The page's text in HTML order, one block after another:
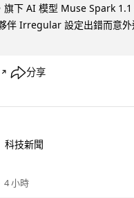
旗下 AI 模型 Muse Spark 1.1
伴 Irregular 設定出錯而意外
↗ 分享
科技新聞
4 小時